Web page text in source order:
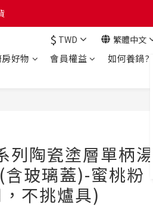
$ TWD 繁體中文
房好物 會員權益 如何養鍋?
列陶瓷塗層單柄湯
玻璃蓋)-蜜桃粉
不挑爐具)